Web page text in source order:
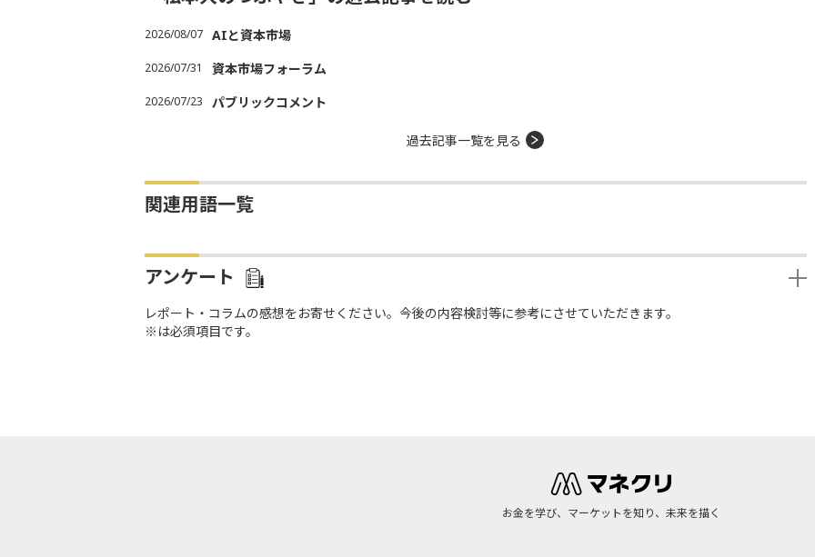
2026/08/07 AIと資本市場
2026/07/31 資本市場フォーラム
2026/07/23 パブリックコメント
過去記事一覧を見る
関連用語一覧
アンケート
レポート・コラムの感想をお寄せください。今後の内容検討等に参考にさせていただきます。
※は必須項目です。
お金を学び、マーケットを知り、未来を描く